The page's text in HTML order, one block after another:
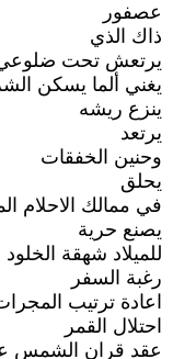
عصفور
ذاك الذي
يرتعش تحت
يغني ألما يسكن
ينزع ريشه
يرتعد
وحنين الخفقات
يحلق
في ممالك الاحلام
يصنع حرية
للميلاد شهقة الخلود
رغبة السفر
اعادة ترتيب
احتلال القمر
عقد قران الشمس